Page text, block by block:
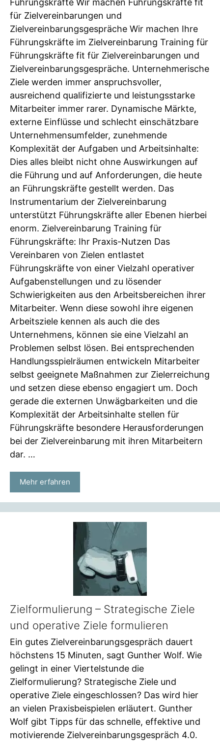
Führungskräfte Wir machen Führungskräfte fit
für Zielvereinbarungen und
Zielvereinbarungsgespräche Wir machen Ihre
Führungskräfte im Zielvereinbarung Training für
Führungskräfte fit für Zielvereinbarungen und
Zielvereinbarungsgespräche. Unternehmerische
Ziele werden immer anspruchsvoller,
ausreichend qualifizierte und leistungsstarke
Mitarbeiter immer rarer. Dynamische Märkte,
externe Einflüsse und schlecht einschätzbare
Unternehmensumfelder, zunehmende
Komplexität der Aufgaben und Arbeitsinhalte:
Dies alles bleibt nicht ohne Auswirkungen auf
die Führung und auf Anforderungen, die heute
an Führungskräfte gestellt werden. Das
Instrumentarium der Zielvereinbarung
unterstützt Führungskräfte aller Ebenen hierbei
enorm. Zielvereinbarung Training für
Führungskräfte: Ihr Praxis-Nutzen Das
Vereinbaren von Zielen entlastet
Führungskräfte von einer Vielzahl operativer
Aufgabenstellungen und zu lösender
Schwierigkeiten aus den Arbeitsbereichen ihrer
Mitarbeiter. Wenn diese sowohl ihre eigenen
Arbeitsziele kennen als auch die des
Unternehmens, können sie eine Vielzahl an
Problemen selbst lösen. Bei entsprechenden
Handlungsspielräumen entwickeln Mitarbeiter
selbst geeignete Maßnahmen zur Zielerreichung
und setzen diese ebenso engagiert um. Doch
gerade die externen Unwägbarkeiten und die
Komplexität der Arbeitsinhalte stellen für
Führungskräfte besondere Herausforderungen
bei der Zielvereinbarung mit ihren Mitarbeitern
dar. …
Mehr erfahren
Zielformulierung – Strategische Ziele
und operative Ziele formulieren
Ein gutes Zielvereinbarungsgespräch dauert
höchstens 15 Minuten, sagt Gunther Wolf. Wie
gelingt in einer Viertelstunde die
Zielformulierung? Strategische Ziele und
operative Ziele eingeschlossen? Das wird hier
an vielen Praxisbeispielen erläutert. Gunther
Wolf gibt Tipps für das schnelle, effektive und
motivierende Zielvereinbarungsgespräch 4.0.